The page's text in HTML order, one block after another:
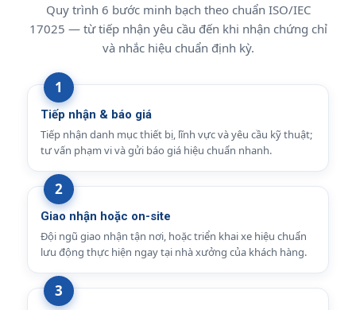
Quy trình 6 bước minh bạch theo chuẩn ISO/IEC
17025 — từ tiếp nhận yêu cầu đến khi nhận chứng chỉ
và nhắc hiệu chuẩn định kỳ.
Tiếp nhận & báo giá
Tiếp nhận danh mục thiết bị, lĩnh vực và yêu cầu kỹ thuật;
tư vấn phạm vi và gửi báo giá hiệu chuẩn nhanh.
Giao nhận hoặc on-site
Đội ngũ giao nhận tận nơi, hoặc triển khai xe hiệu chuẩn
lưu động thực hiện ngay tại nhà xưởng của khách hàng.